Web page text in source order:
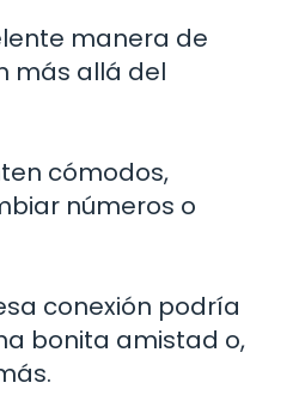
manera de
más allá del
cómodos,
números o
conexión podría
bonita amistad o,